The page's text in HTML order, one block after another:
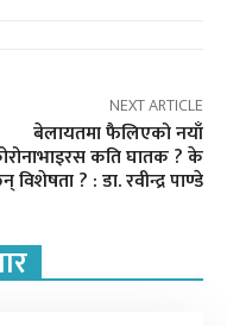
NEXT ARTICLE
बेलायतमा फैलिएको नयाँ
कति घातक ? के
विशेषता ? : डा. रवीन्द्र पाण्डे